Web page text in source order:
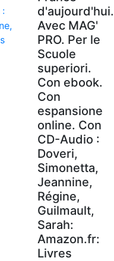
d'aujourd'hui.
Avec MAG'
PRO. Per le
Scuole
superiori.
Con ebook.
Con
espansione
online. Con
CD-Audio :
Doveri,
Simonetta,
Jeannine,
Régine,
Guilmault,
Sarah:
Amazon.fr:
Livres